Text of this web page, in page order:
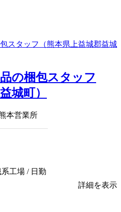
の梱包スタッフ
城町）
本営業所
工場 / 日勤
詳細を表示